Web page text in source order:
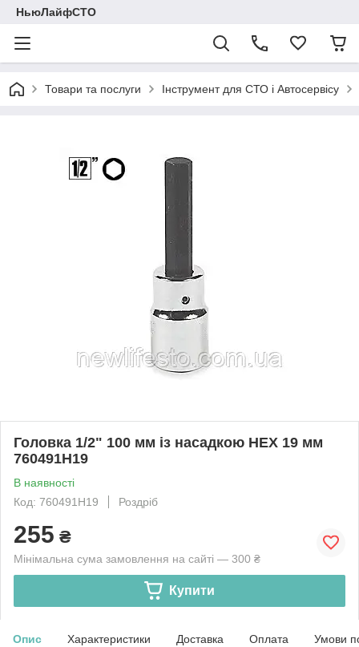
НьюЛайфСТО
Товари та послуги Інструмент для СТО і Автосервісу
Головка 1/2" 100 мм із насадкою HEX 19 мм
760491H19
В наявності
Код: 760491H19
Роздріб
255 ₴
Мінімальна сума замовлення на сайті — 300 ₴
Купити
Опис Характеристики Доставка Оплата Умови